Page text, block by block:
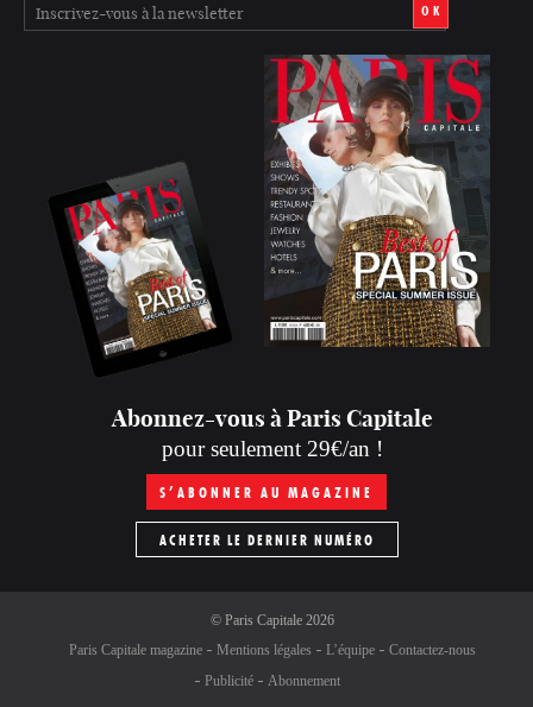
OK
Abonnez-vous à Paris Capitale
pour seulement 29€/an !
S’ABONNER AU MAGAZINE
ACHETER LE DERNIER NUMÉRO
© Paris Capitale2026
Paris Capitale magazine
Mentions légales L’équipe
Contactez-nous
Publicité
Abonnement